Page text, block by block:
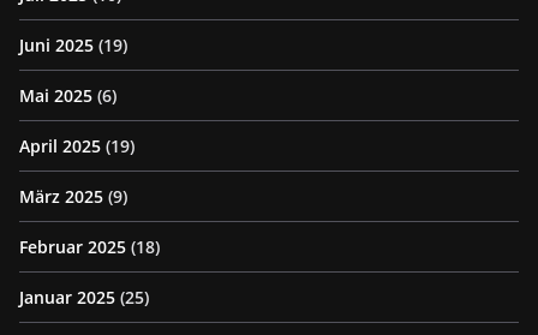
Juni 2025 (19)
Mai 2025 (6)
April 2025 (19)
März 2025 (9)
Februar 2025 (18)
Januar 2025 (25)